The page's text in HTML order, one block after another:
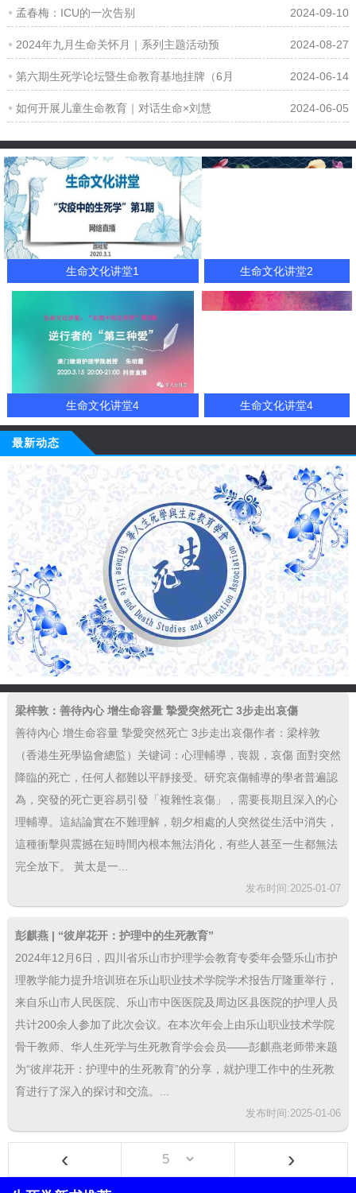
孟春梅：ICU的一次告别 2024-09-10
2024年九月生命关怀月｜系列主题活动预 2024-08-27
第六期生死学论坛暨生命教育基地挂牌（6月 2024-06-14
如何开展儿童生命教育｜对话生命×刘慧 2024-06-05
生命文化讲堂1 生命文化讲堂2
生命文化讲堂4 生命文化讲堂4
最新动态
梁梓敦：善待內心 增生命容量 摯愛突然死亡 3步走出哀傷
善待內心 增生命容量 摯愛突然死亡 3步走出哀傷作者：梁梓敦
（香港生死學協會總監）关键词：心理輔導，喪親，哀傷 面對突然
降臨的死亡，任何人都難以平靜接受。研究哀傷輔導的學者普遍認
為，突發的死亡更容易引發「複雜性哀傷」，需要長期且深入的心
理輔導。這結論實在不難理解，朝夕相處的人突然從生活中消失，
這種衝擊與震撼在短時間內根本無法消化，有些人甚至一生都無法
完全放下。 黃太是一...
发布时间:2025-01-07
彭麒燕 | “彼岸花开：护理中的生死教育”
2024年12月6日，四川省乐山市护理学会教育专委年会暨乐山市护
理教学能力提升培训班在乐山职业技术学院学术报告厅隆重举行，
来自乐山市人民医院、乐山市中医医院及周边区县医院的护理人员
共计200余人参加了此次会议。在本次年会上由乐山职业技术学院
骨干教师、华人生死学与生死教育学会会员——彭麒燕老师带来题
为“彼岸花开：护理中的生死教育”的分享，就护理工作中的生死教
育进行了深入的探讨和交流。...
发布时间:2025-01-06
‹ ›